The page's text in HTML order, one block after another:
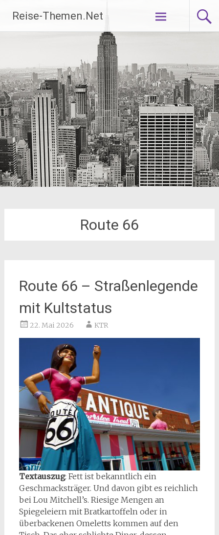
Inhalt
springen
Reise-Themen.Net
Route 66
Route 66 – Straßenlegende
mit Kultstatus
22. Mai 2026 KTR
Textauszug: Fett ist bekanntlich ein
Geschmacksträger. Und davon gibt es reichlich
bei Lou Mitchell’s. Riesige Mengen an
Spiegeleiern mit Bratkartoffeln oder in
überbackenen Omeletts kommen auf den